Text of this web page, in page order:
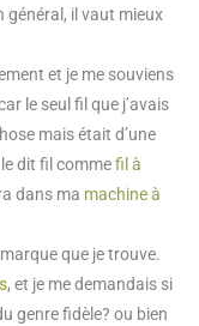
général, il vaut mieux
et je me souviens
le seul fil que j’avais
mais était d’une
dit fil commefil à
dans ma machine à
que je trouve.
, et je me demandais si
genre fidèle? ou bien